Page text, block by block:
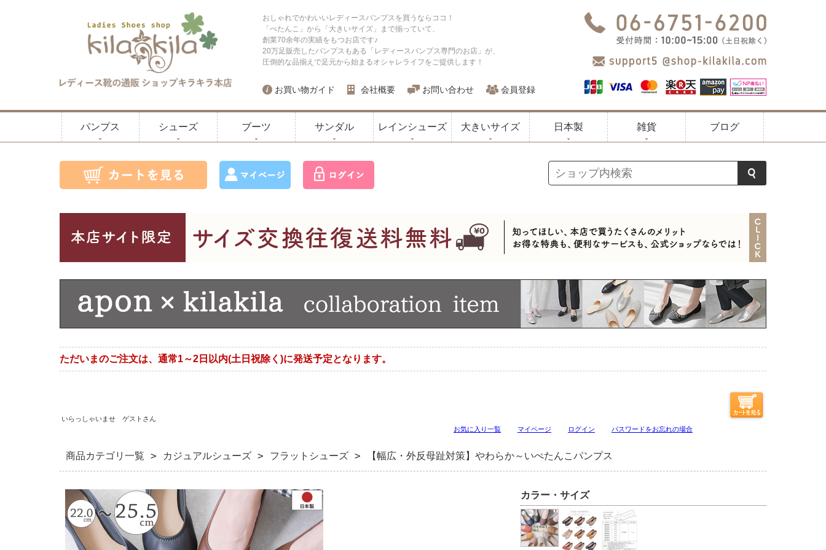
おしゃれでかわいいレディースパンプスを買うならココ！
「ぺたんこ」から「大きいサイズ」まで揃っていて、
創業70余年の実績をもつお店です♪
20万足販売したパンプスもある「レディースパンプス専門のお店」が、
圧倒的な品揃えで足元から始まるオシャレライフをご提供します！
お買い物ガイド 会社概要 お問い合わせ 会員登録
パンプス シューズ ブーツ サンダル レインシューズ 大きいサイズ 日本製 雑貨 ブログ
ただいまのご注文は、通常1～2日以内(土日祝除く)に発送予定となります。
いらっしゃいませ ゲストさん
お気に入り一覧
マイページ ログイン パスワードをお忘れの場合
商品カテゴリ一覧 > カジュアルシューズ > フラットシューズ > 【幅広・外反母趾対策】やわらか～いぺたんこパンプス
カラー・サイズ